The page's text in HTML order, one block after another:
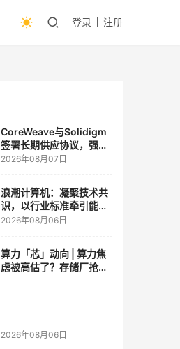
登录 注册
CoreWeave与Solidigm
签署长期供应协议，强化
一体化人工智能云平台
2026年08月07日
浪潮计算机：凝聚技术共
识，以行业标准牵引能力
跃升
2026年08月06日
算力「芯」动向 | 算力焦
虑被高估了？存储厂抢了
2026年08月06日